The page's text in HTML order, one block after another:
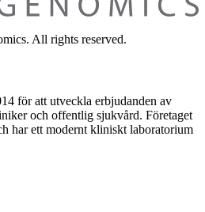
All rights reserved.
för att utveckla erbjudanden av
och offentlig sjukvård. Företaget
har ett modernt kliniskt laboratorium